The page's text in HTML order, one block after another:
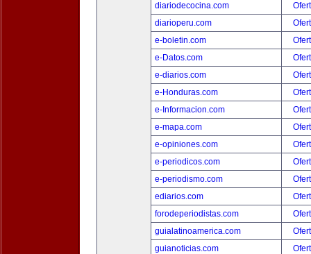
diariodecocina.com
diarioperu.com
e-boletin.com
e-Datos.com
e-diarios.com
e-Honduras.com
e-Informacion.com
e-mapa.com
e-opiniones.com
e-periodicos.com
e-periodismo.com
ediarios.com
forodeperiodistas.com
guialatinoamerica.com
guianoticias.com